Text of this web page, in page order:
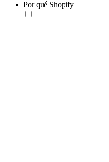
Por qué Shopify